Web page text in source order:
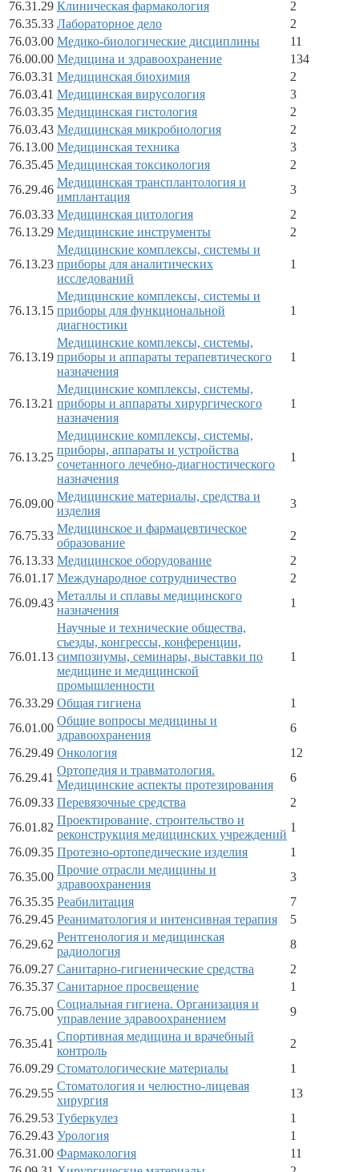
76.31.29 Клиническая фармакология
2
76.35.33 Лабораторное дело
2
76.03.00 Медико-биологические дисциплины
11
76.00.00 Медицина и здравоохранение
134
76.03.31 Медицинская биохимия
2
76.03.41 Медицинская вирусология
3
76.03.35 Медицинская гистология
2
76.03.43 Медицинская микробиология
2
76.13.00 Медицинская техника
3
76.35.45 Медицинская токсикология
2
76.29.46
Медицинская трансплантология и
имплантация
3
76.03.33 Медицинская цитология
2
76.13.29 Медицинские инструменты 2
76.13.23
Медицинские комплексы, системы и
приборы для аналитических
исследований
1
76.13.15
Медицинские комплексы, системы и
приборы для функциональной
диагностики
1
76.13.19
Медицинские комплексы, системы,
приборы и аппараты терапевтического
назначения
1
76.13.21
Медицинские комплексы, системы,
приборы и аппараты хирургического
назначения
1
76.13.25
Медицинские комплексы, системы,
приборы, аппараты и устройства
сочетанного лечебно-диагностического
назначения
1
76.09.00
Медицинские материалы, средства и
изделия
3
76.75.33
Медицинское и фармацевтическое
образование
2
76.13.33 Медицинское оборудование
2
76.01.17 Международное сотрудничество
2
76.09.43
Металлы и сплавы медицинского
назначения
1
76.01.13
Научные и технические общества,
съезды, конгрессы, конференции,
симпозиумы, семинары, выставки по
медицине и медицинской
промышленности
1
76.33.29 Общая гигиена
1
76.01.00
Общие вопросы медицины и
здравоохранения
6
76.29.49 Онкология
12
76.29.41
Ортопедия и травматология.
Медицинские аспекты протезирования
6
76.09.33 Перевязочные средства
2
76.01.82
Проектирование, строительство и
реконструкция медицинских учреждений
1
76.09.35 Протезно-ортопедические изделия
1
76.35.00
Прочие отрасли медицины и
здравоохранения
3
76.35.35 Реабилитация
7
76.29.45 Реаниматология и интенсивная терапия
5
76.29.62
Рентгенология и медицинская
радиология
8
76.09.27 Санитарно-гигиенические средства
2
76.35.37 Санитарное просвещение
1
76.75.00
Социальная гигиена. Организация и
управление здравоохранением
9
76.35.41
Спортивная медицина и врачебный
контроль
2
76.09.29 Стоматологические материалы
1
76.29.55
Стоматология и челюстно-лицевая
хирургия
13
76.29.53 Туберкулез
1
76.29.43 Урология
1
76.31.00 Фармакология
11